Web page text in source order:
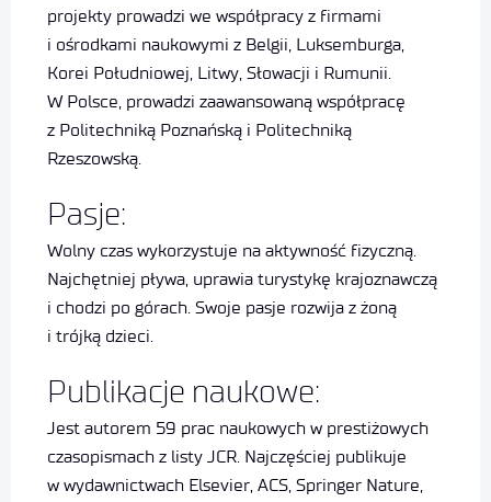
projekty prowadzi we współpracy z firmami
i ośrodkami naukowymi z Belgii, Luksemburga,
Korei Południowej, Litwy, Słowacji i Rumunii.
W Polsce, prowadzi zaawansowaną współpracę
z Politechniką Poznańską i Politechniką
Rzeszowską.
Pasje:
Wolny czas wykorzystuje na aktywność fizyczną.
Najchętniej pływa, uprawia turystykę krajoznawczą
i chodzi po górach. Swoje pasje rozwija z żoną
i trójką dzieci.
Publikacje naukowe:
Jest autorem 59 prac naukowych w prestiżowych
czasopismach z listy JCR. Najczęściej publikuje
w wydawnictwach Elsevier, ACS, Springer Nature,